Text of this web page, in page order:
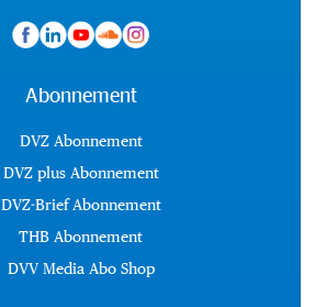
Abonnement
DVZ Abonnement
DVZ plus Abonnement
DVZ-Brief Abonnement
THB Abonnement
DVV Media Abo Shop